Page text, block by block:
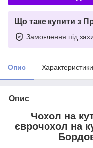
Що таке купити з
Замовлення під
Опис Характеристики
Опис
Чохол на
єврочохол на